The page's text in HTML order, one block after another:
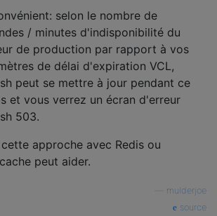
selon le nombre de
/ minutes d'indisponibilité du
de production par rapport à vos
de délai d'expiration VCL,
peut se mettre à jour pendant ce
et vous verrez un écran d'erreur
503.
approche avec Redis ou
peut aider.
mulderjoe
source